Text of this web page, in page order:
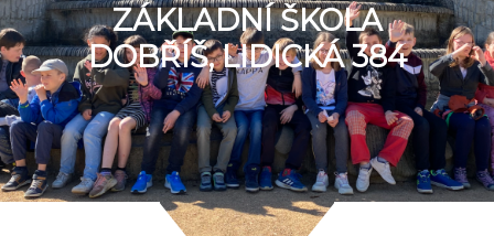
ZÁKLADNÍ ŠKOLA
DOBŘÍŠ, LIDICKÁ 384